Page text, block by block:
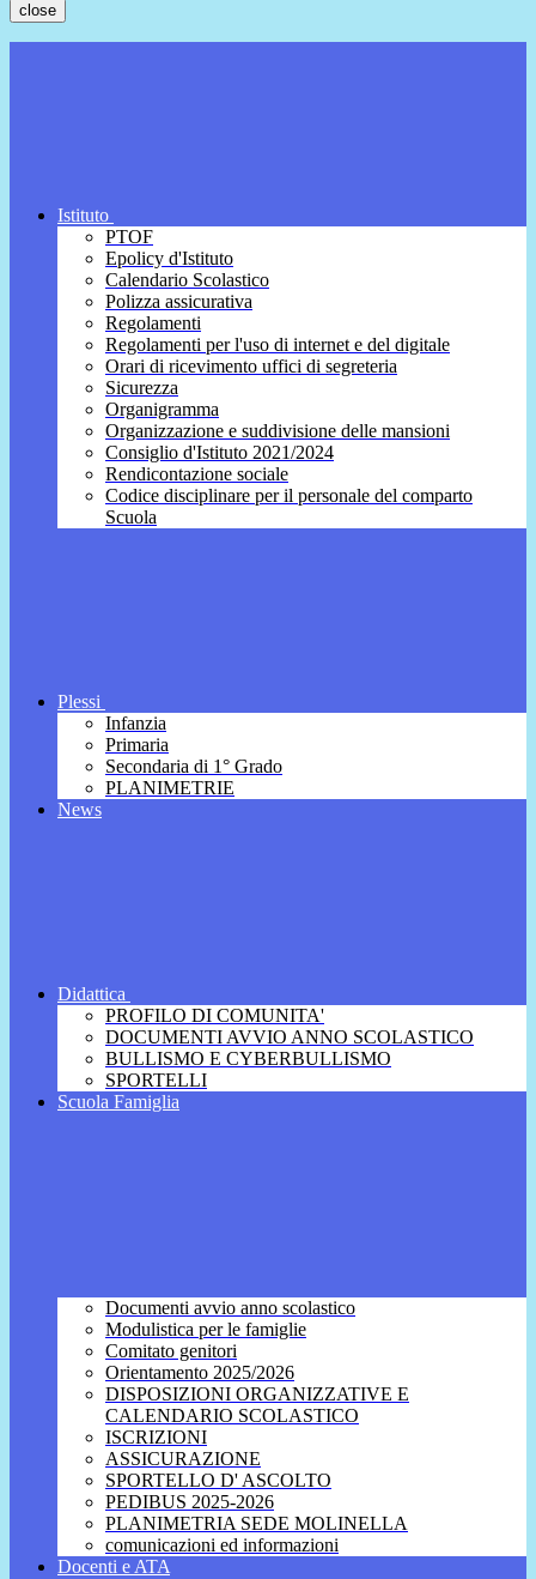
close
Istituto
PTOF
Epolicy d'Istituto
Calendario Scolastico
Polizza assicurativa
Regolamenti
Regolamenti per l'uso di internet e del digitale
Orari di ricevimento uffici di segreteria
Sicurezza
Organigramma
Organizzazione e suddivisione delle mansioni
Consiglio d'Istituto 2021/2024
Rendicontazione sociale
Codice disciplinare per il personale del comparto
Scuola
Plessi
Infanzia
Primaria
Secondaria di 1° Grado
PLANIMETRIE
News
Didattica
PROFILO DI COMUNITA'
DOCUMENTI AVVIO ANNO SCOLASTICO
BULLISMO E CYBERBULLISMO
SPORTELLI
Scuola Famiglia
Documenti avvio anno scolastico
Modulistica per le famiglie
Comitato genitori
Orientamento 2025/2026
DISPOSIZIONI ORGANIZZATIVE E
CALENDARIO SCOLASTICO
ISCRIZIONI
ASSICURAZIONE
SPORTELLO D' ASCOLTO
PEDIBUS 2025-2026
PLANIMETRIA SEDE MOLINELLA
comunicazioni ed informazioni
Docenti e ATA